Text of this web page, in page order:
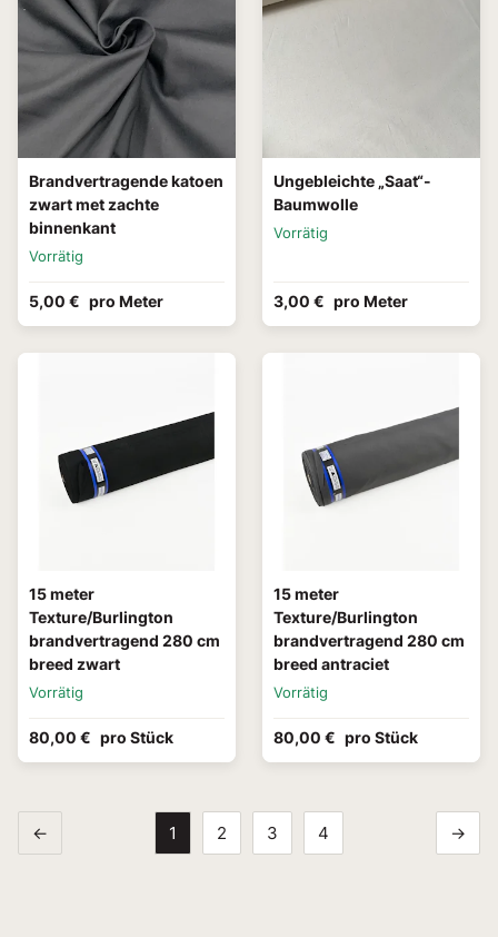
Brandvertragende katoen
zwart met zachte
binnenkant
Vorrätig
5,00 € pro Meter
Ungebleichte „Saat“-
Baumwolle
Vorrätig
3,00 € pro Meter
15 meter
Texture/Burlington
brandvertragend 280 cm
breed zwart
Vorrätig
80,00 € pro Stück
15 meter
Texture/Burlington
brandvertragend 280 cm
breed antraciet
Vorrätig
80,00 € pro Stück
← 1 2 3 4 →